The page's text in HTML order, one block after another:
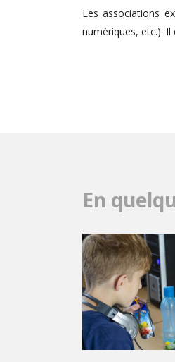
Les associations
numériques, etc.).
En